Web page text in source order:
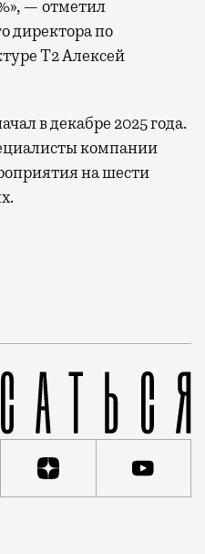
— отметил
директора по
Т2 Алексей
в декабре 2025 года.
компании
на шести
работы по